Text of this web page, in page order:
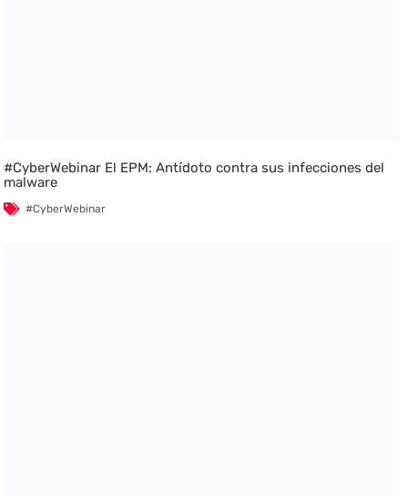
#CyberWebinar El EPM: Antídoto contra sus infecciones del
malware
#CyberWebinar